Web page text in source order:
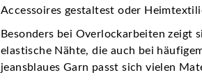
Accessoires gestaltest oder
Besonders bei Overlockarbeiten zeigt
elastische Nähte, die auch bei
jeansblaues Garn passt sich vielen